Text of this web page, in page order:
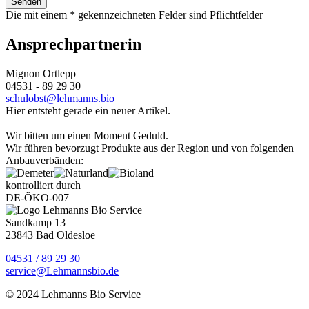
Die mit einem * gekennzeichneten Felder sind Pflichtfelder
Ansprechpartnerin
Mignon Ortlepp
04531 - 89 29 30
schulobst@lehmanns.bio
Hier entsteht gerade ein neuer Artikel.
Wir bitten um einen Moment Geduld.
Wir führen bevorzugt Produkte aus der Region und von folgenden
Anbauverbänden:
kontrolliert durch
DE-ÖKO-007
Sandkamp 13
23843 Bad Oldesloe
04531 / 89 29 30
service@Lehmannsbio.de
© 2024 Lehmanns Bio Service